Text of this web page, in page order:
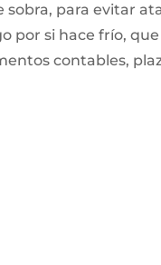
para evitar
si hace frío,
contables,